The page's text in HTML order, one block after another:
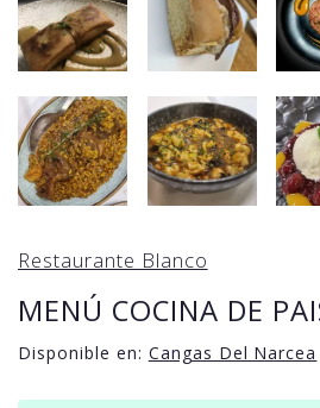
Restaurante Blanco
MENÚ COCINA DE
Disponible en: Cangas Del Narcea